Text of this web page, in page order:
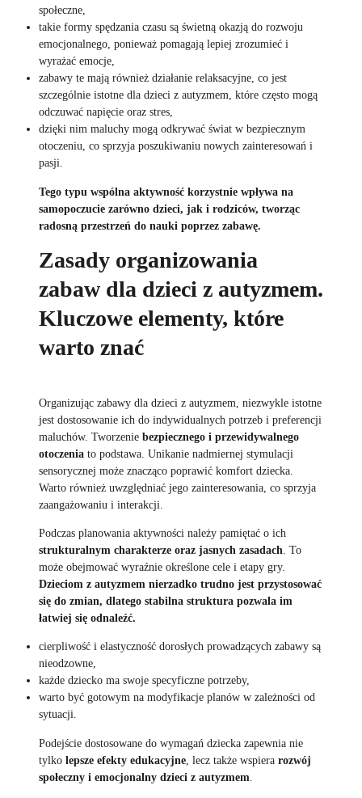
społeczne,
takie formy spędzania czasu są świetną okazją do rozwoju
emocjonalnego, ponieważ pomagają lepiej zrozumieć i
wyrażać emocje,
zabawy te mają również działanie relaksacyjne, co jest
szczególnie istotne dla dzieci z autyzmem, które często mogą
odczuwać napięcie oraz stres,
dzięki nim maluchy mogą odkrywać świat w bezpiecznym
otoczeniu, co sprzyja poszukiwaniu nowych zainteresowań i
pasji.
Tego typu wspólna aktywność korzystnie wpływa na
samopoczucie zarówno dzieci, jak i rodziców, tworząc
radosną przestrzeń do nauki poprzez zabawę.
Zasady organizowania
zabaw dla dzieci z autyzmem.
Kluczowe elementy, które
warto znać
Organizując zabawy dla dzieci z autyzmem, niezwykle istotne
jest dostosowanie ich do indywidualnych potrzeb i preferencji
maluchów. Tworzenie bezpiecznego i przewidywalnego
otoczenia to podstawa. Unikanie nadmiernej stymulacji
sensorycznej może znacząco poprawić komfort dziecka.
Warto również uwzględniać jego zainteresowania, co sprzyja
zaangażowaniu i interakcji.
Podczas planowania aktywności należy pamiętać o ich
strukturalnym charakterze oraz jasnych zasadach . To
może obejmować wyraźnie określone cele i etapy gry.
Dzieciom z autyzmem nierzadko trudno jest przystosować
się do zmian, dlatego stabilna struktura pozwala im
łatwiej się odnaleźć.
cierpliwość i elastyczność dorosłych prowadzących zabawy są
nieodzowne,
każde dziecko ma swoje specyficzne potrzeby,
warto być gotowym na modyfikacje planów w zależności od
sytuacji.
Podejście dostosowane do wymagań dziecka zapewnia nie
tylko lepsze efekty edukacyjne, lecz także wspiera rozwój
społeczny i emocjonalny dzieci z autyzmem.